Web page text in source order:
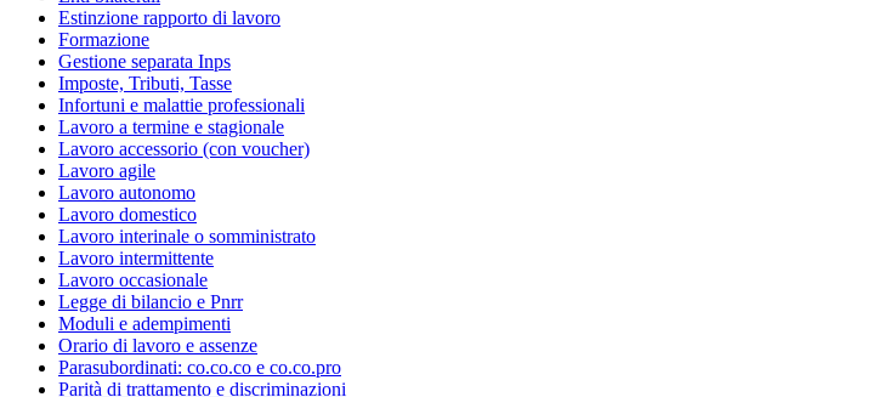
Estinzione rapporto di lavoro
Formazione
Gestione separata Inps
Imposte, Tributi, Tasse
Infortuni e malattie professionali
Lavoro a termine e stagionale
Lavoro accessorio (con voucher)
Lavoro agile
Lavoro autonomo
Lavoro domestico
Lavoro interinale o somministrato
Lavoro intermittente
Lavoro occasionale
Legge di bilancio e Pnrr
Moduli e adempimenti
Orario di lavoro e assenze
Parasubordinati: co.co.co e co.co.pro
Parità di trattamento e discriminazioni